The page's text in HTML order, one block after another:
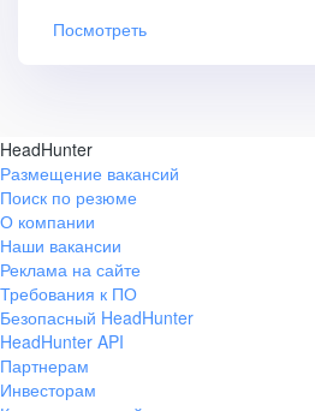
Посмотреть
HeadHunter
Размещение вакансий
Поиск по резюме
О компании
Наши вакансии
Реклама на сайте
Требования к ПО
Безопасный HeadHunter
HeadHunter API
Партнерам
Инвесторам